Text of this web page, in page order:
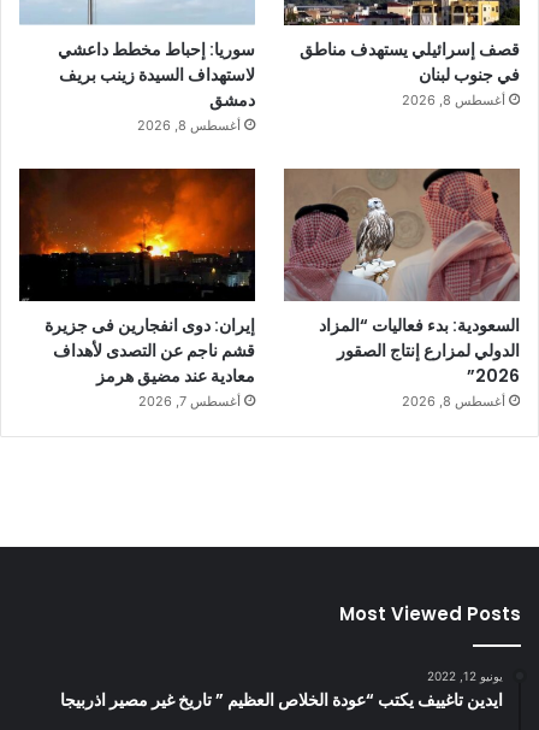
قصف إسرائيلي يستهدف مناطق
في جنوب لبنان
أغسطس 8, 2026
سوريا: إحباط مخطط داعشي
لاستهداف السيدة زينب بريف
دمشق
أغسطس 8, 2026
السعودية: بدء فعاليات “المزاد
الدولي لمزارع إنتاج الصقور
2026”
أغسطس 8, 2026
إيران: دوى انفجارين فى جزيرة
قشم ناجم عن التصدى لأهداف
معادية عند مضيق هرمز
أغسطس 7, 2026
Most Viewed Posts
يونيو 12, 2022
ايدين تاغييف يكتب “عودة الخلاص العظيم ” تاريخ غير مصير اذربيجا